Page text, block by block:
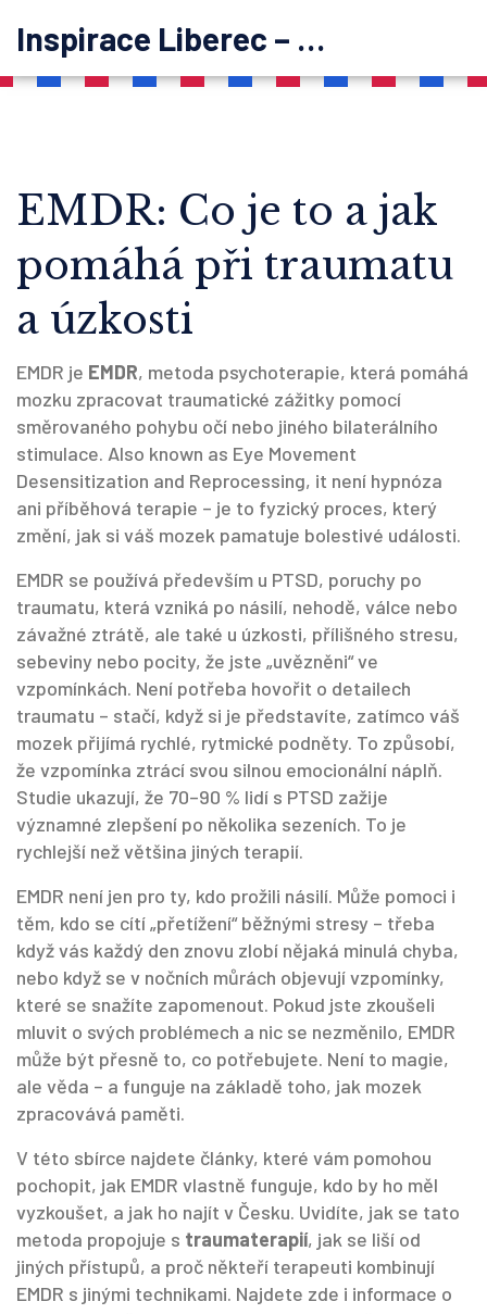
Inspirace Liberec – psychoterapie
EMDR: Co je to a jak
pomáhá při traumatu
a úzkosti
EMDR je EMDR, metoda psychoterapie, která pomáhá
mozku zpracovat traumatické zážitky pomocí
směrovaného pohybu očí nebo jiného bilaterálního
stimulace. Also known as Eye Movement
Desensitization and Reprocessing, it není hypnóza
ani příběhová terapie – je to fyzický proces, který
změní, jak si váš mozek pamatuje bolestivé události.
EMDR se používá především u PTSD, poruchy po
traumatu, která vzniká po násilí, nehodě, válce nebo
závažné ztrátě, ale také u úzkosti, přílišného stresu,
sebeviny nebo pocity, že jste „uvězněni“ ve
vzpomínkách. Není potřeba hovořit o detailech
traumatu – stačí, když si je představíte, zatímco váš
mozek přijímá rychlé, rytmické podněty. To způsobí,
že vzpomínka ztrácí svou silnou emocionální náplň.
Studie ukazují, že 70–90 % lidí s PTSD zažije
významné zlepšení po několika sezeních. To je
rychlejší než většina jiných terapií.
EMDR není jen pro ty, kdo prožili násilí. Může pomoci i
těm, kdo se cítí „přetížení“ běžnými stresy – třeba
když vás každý den znovu zlobí nějaká minulá chyba,
nebo když se v nočních můrách objevují vzpomínky,
které se snažíte zapomenout. Pokud jste zkoušeli
mluvit o svých problémech a nic se nezměnilo, EMDR
může být přesně to, co potřebujete. Není to magie,
ale věda – a funguje na základě toho, jak mozek
zpracovává paměti.
V této sbírce najdete články, které vám pomohou
pochopit, jak EMDR vlastně funguje, kdo by ho měl
vyzkoušet, a jak ho najít v Česku. Uvidíte, jak se tato
metoda propojuje s traumaterapií, jak se liší od
jiných přístupů, a proč někteří terapeuti kombinují
EMDR s jinými technikami. Najdete zde i informace o